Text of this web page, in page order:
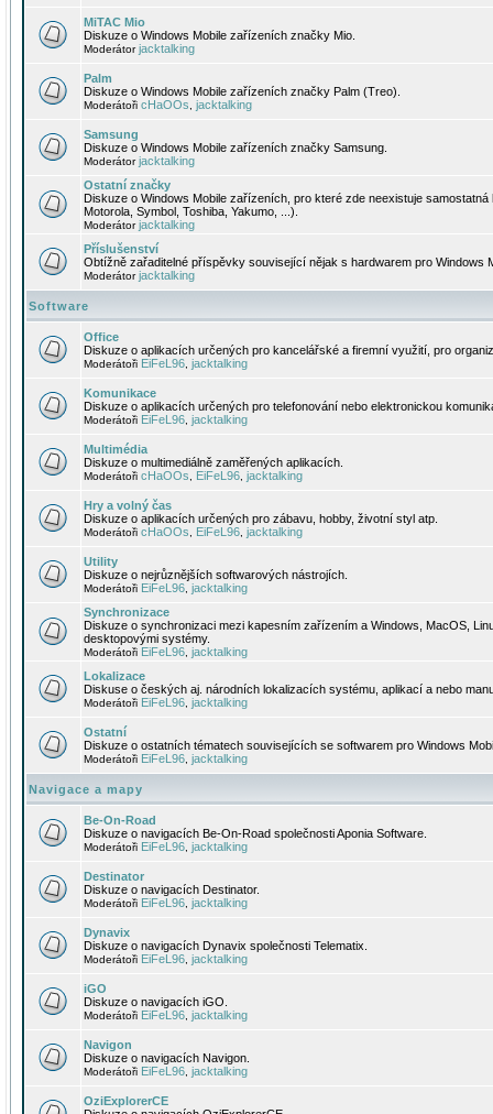
MiTAC Mio
Diskuze o Windows Mobile zařízeních značky Mio.
Moderátorjacktalking
Palm
Diskuze o Windows Mobile zařízeních značky Palm (Treo).
Moderátoři cHaOOs jacktalking
Samsung
Diskuze o Windows Mobile zařízeních značky Samsung.
Moderátorjacktalking
Ostatní značky
Diskuze o Windows Mobile zařízeních, pro které zde neexistuje
Motorola, Symbol, Toshiba, Yakumo, ...).
Moderátorjacktalking
Příslušenství
Obtížně zařaditelné příspěvky související nějak s hardwarem pro Windows
Moderátorjacktalking
Software
Office
Diskuze o aplikacích určených pro kancelářské a firemní využití, pro
Moderátoři EiFeL96 jacktalking
Komunikace
Diskuze o aplikacích určených pro telefonování nebo elektronickou
Moderátoři EiFeL96 jacktalking
Multimédia
Diskuze o multimediálně zaměřených aplikacích.
Moderátoři cHaOOs EiFeL96 jacktalking
Hry a volný čas
Diskuze o aplikacích určených pro zábavu, hobby, životní styl atp.
Moderátoři cHaOOs EiFeL96 jacktalking
Utility
Diskuze o nejrůznějších softwarových nástrojích.
Moderátoři EiFeL96 jacktalking
Synchronizace
Diskuze o synchronizaci mezi kapesním zařízením a Windows, MacOS,
desktopovými systémy.
Moderátoři EiFeL96 jacktalking
Lokalizace
Diskuse o českých aj. národních lokalizacích systému, aplikací a nebo
Moderátoři EiFeL96 jacktalking
Ostatní
Diskuze o ostatních tématech souvisejících se softwarem pro Windows
Moderátoři EiFeL96 jacktalking
Navigace a mapy
Be-On-Road
Diskuze o navigacích Be-On-Road společnosti Aponia Software.
Moderátoři EiFeL96 jacktalking
Destinator
Diskuze o navigacích Destinator.
Moderátoři EiFeL96 jacktalking
Dynavix
Diskuze o navigacích Dynavix společnosti Telematix.
Moderátoři EiFeL96 jacktalking
iGO
Diskuze o navigacích iGO.
Moderátoři EiFeL96 jacktalking
Navigon
Diskuze o navigacích Navigon.
Moderátoři EiFeL96 jacktalking
OziExplorerCE